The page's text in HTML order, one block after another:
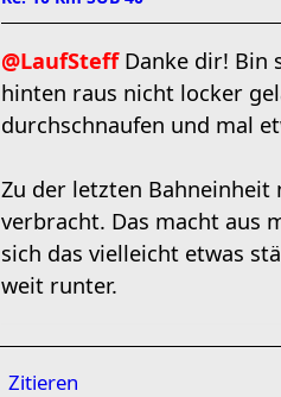
@LaufSteffDanke dir! Bin
hinten raus nicht locker
durchschnaufen und mal
Zu der letzten Bahneinheit
verbracht. Das macht aus
sich das vielleicht etwas
weit runter.
Zitieren